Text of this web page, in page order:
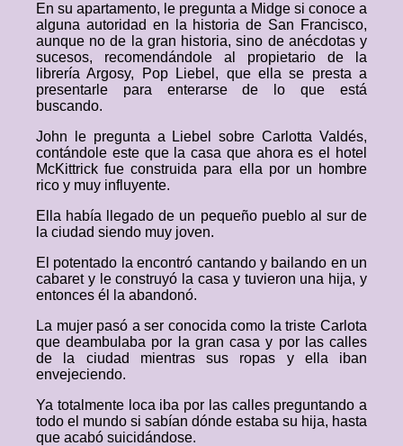
En su apartamento, le pregunta a Midge si conoce a
alguna autoridad en la historia de San Francisco,
aunque no de la gran historia, sino de anécdotas y
sucesos, recomendándole al propietario de la
librería Argosy, Pop Liebel, que ella se presta a
presentarle para enterarse de lo que está
buscando.
John le pregunta a Liebel sobre Carlotta Valdés,
contándole este que la casa que ahora es el hotel
McKittrick fue construida para ella por un hombre
rico y muy influyente.
Ella había llegado de un pequeño pueblo al sur de
la ciudad siendo muy joven.
El potentado la encontró cantando y bailando en un
cabaret y le construyó la casa y tuvieron una hija, y
entonces él la abandonó.
La mujer pasó a ser conocida como la triste Carlota
que deambulaba por la gran casa y por las calles
de la ciudad mientras sus ropas y ella iban
envejeciendo.
Ya totalmente loca iba por las calles preguntando a
todo el mundo si sabían dónde estaba su hija, hasta
que acabó suicidándose.